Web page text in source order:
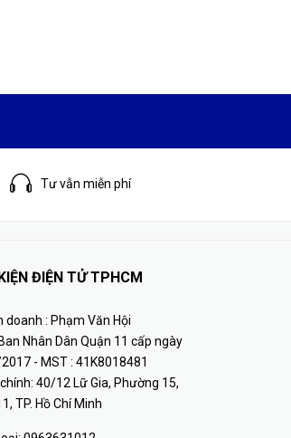
Tư vẫn miễn phí
ĐIỆN TỬ TPHCM
doanh : Phạm Văn Hội
Nhân Dân Quận 11 cấp ngày
- MST : 41K8018481
40/12 Lữ Gia, Phường 15,
TP. Hồ Chí Minh